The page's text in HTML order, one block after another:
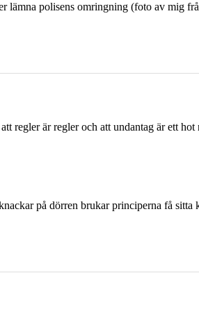
polisens omringning (foto av mig
är regler och att undantag är ett hot
på dörren brukar principerna få sitta